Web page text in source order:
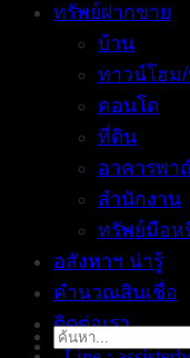
ทรัพย์ฝากขาย
บ้าน
ทาวน์โฮม
คอนโด
ที่ดิน
อาคารพา
สำนักงาน
ทรัพย์มือห
อสังหาฯ น่ารู้
คำนวณสินเชื่อ
ติดต่อเรา
Search